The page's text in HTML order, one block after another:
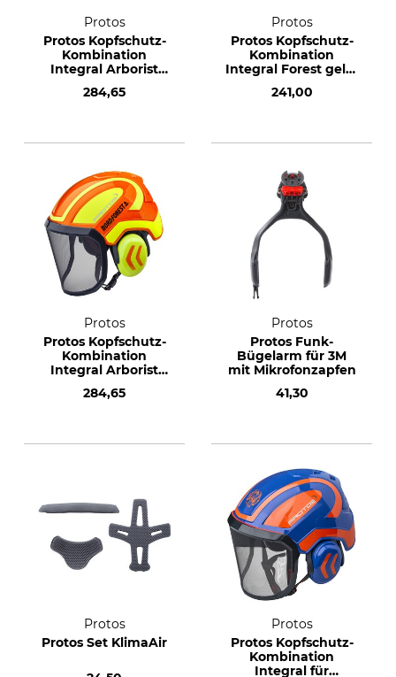
Protos
Protos Kopfschutz-
Kombination
Integral Arborist
284,65
Protos
Protos Kopfschutz-
Kombination
Integral Forest gelb-
241,00
Protos
Protos Kopfschutz-
Kombination
Integral Arborist
284,65
Protos
Protos Funk-
Bügelarm für 3M
mit Mikrofonzapfen
41,30
Protos
Protos Set KlimaAir
Protos
Protos Kopfschutz-
Kombination
Integral für